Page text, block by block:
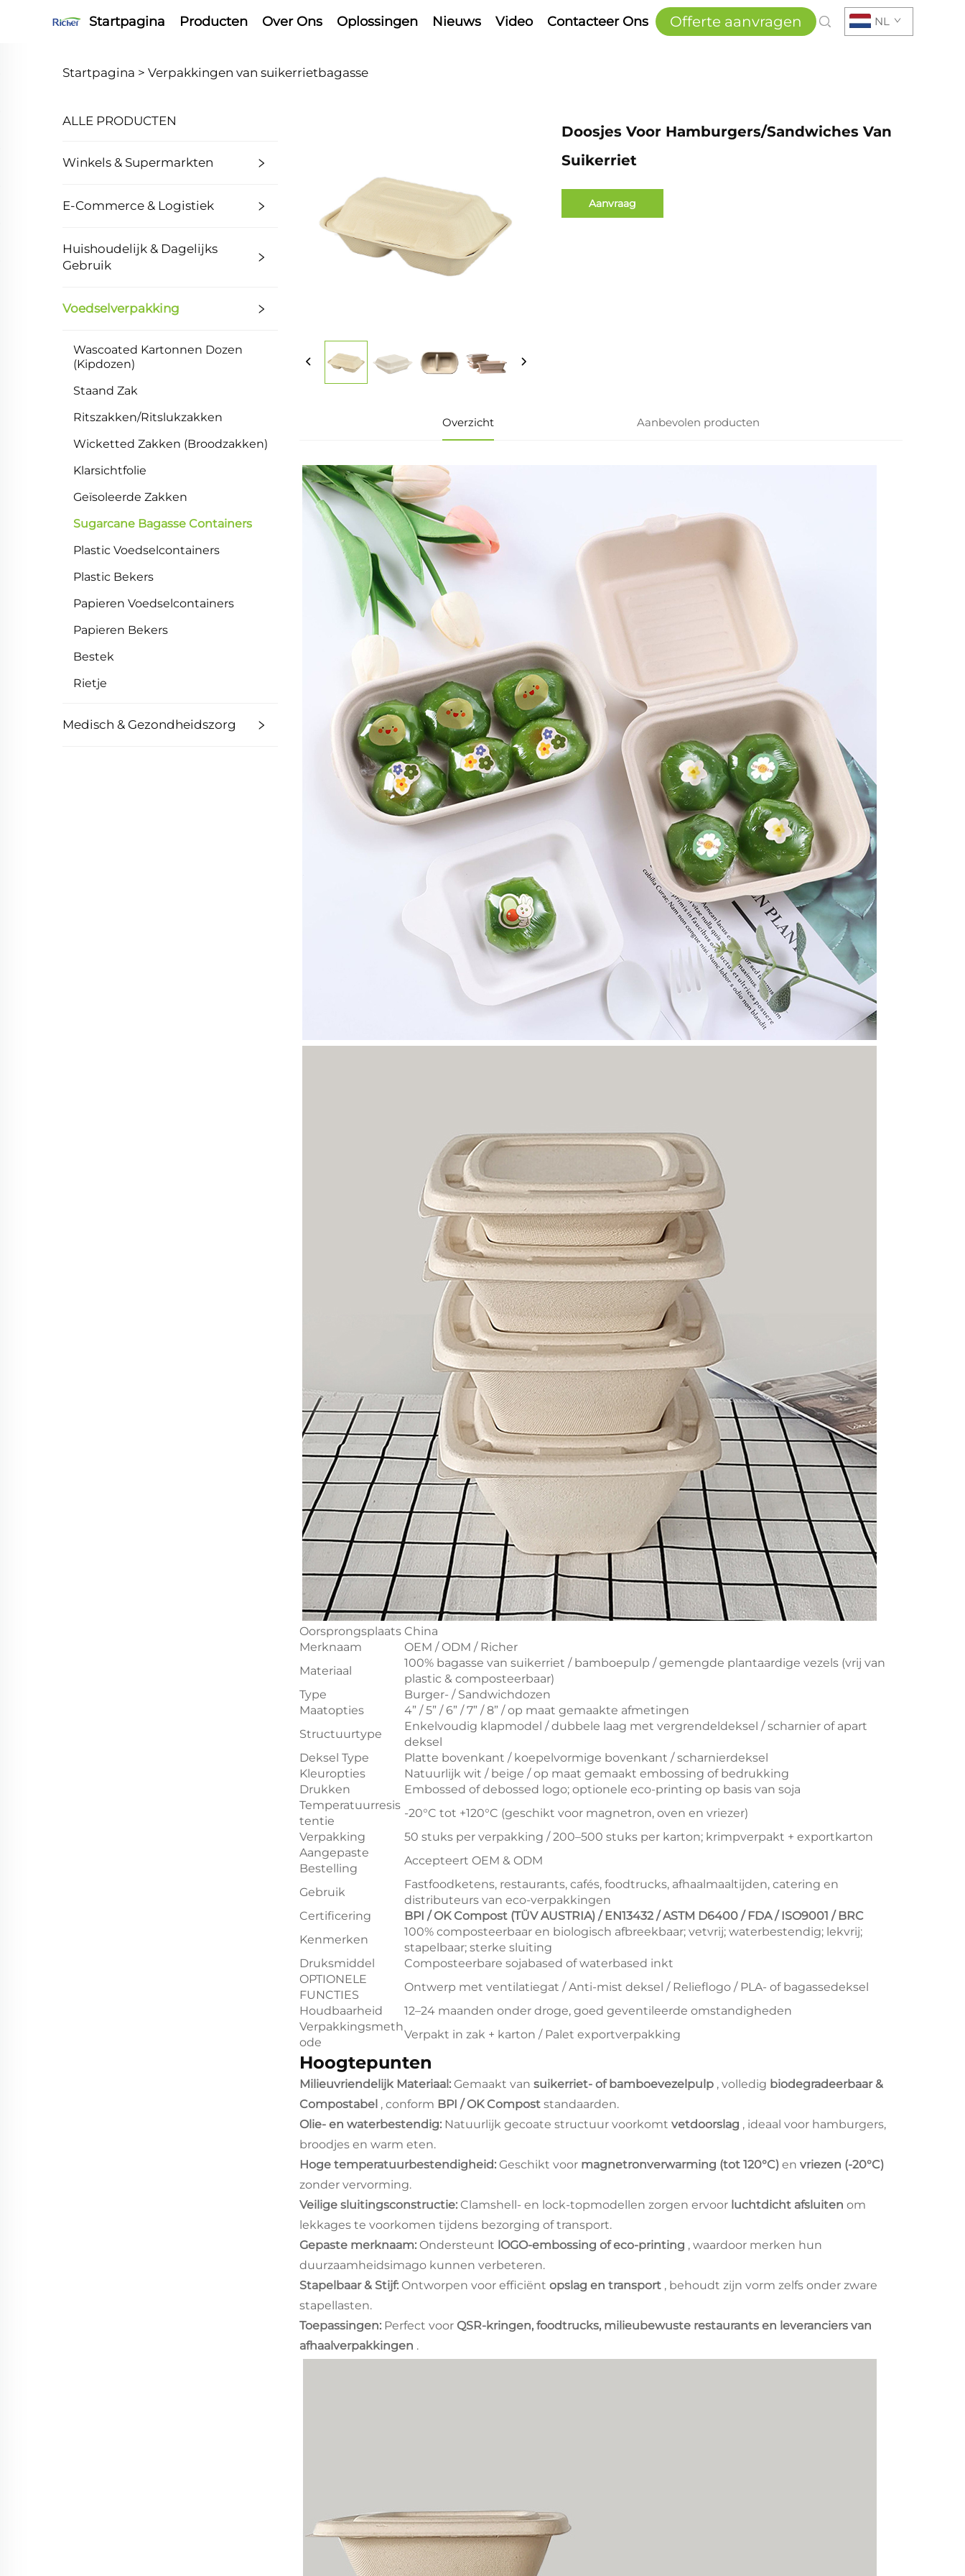
Startpagina Producten Over Ons Oplossingen Nieuws Video Contacteer Ons Offerte aanvragen NL
Startpagina > Verpakkingen van suikerrietbagasse
ALLE PRODUCTEN
Winkels & Supermarkten
E-Commerce & Logistiek
Huishoudelijk & Dagelijks
Gebruik
Voedselverpakking
Wascoated Kartonnen Dozen
(Kipdozen)
Staand Zak
Ritszakken/Ritslukzakken
Wicketted Zakken (Broodzakken)
Klarsichtfolie
Geïsoleerde Zakken
Sugarcane Bagasse Containers
Plastic Voedselcontainers
Plastic Bekers
Papieren Voedselcontainers
Papieren Bekers
Bestek
Rietje
Medisch & Gezondheidszorg
Doosjes Voor Hamburgers/sandwiches Van
Suikerriet
Aanvraag
Overzicht Aanbevolen producten
Oorsprongsplaats China
Merknaam
OEM / ODM / Richer
Materiaal
100% bagasse van suikerriet / bamboepulp / gemengde plantaardige vezels (vrij van
plastic & composteerbaar)
Type
Burger- / Sandwichdozen
Maatopties
4” / 5” / 6” / 7” / 8” / op maat gemaakte afmetingen
Structuurtype
Enkelvoudig klapmodel / dubbele laag met vergrendeldeksel / scharnier of apart
deksel
Deksel Type
Platte bovenkant / koepelvormige bovenkant / scharnierdeksel
Kleuropties
Natuurlijk wit / beige / op maat gemaakt embossing of bedrukking
Drukken
Embossed of debossed logo; optionele eco-printing op basis van soja
Temperatuurresis
tentie
-20°C tot +120°C (geschikt voor magnetron, oven en vriezer)
Verpakking
50 stuks per verpakking / 200–500 stuks per karton; krimpverpakt + exportkarton
Aangepaste
Bestelling
Accepteert OEM & ODM
Gebruik
Fastfoodketens, restaurants, cafés, foodtrucks, afhaalmaaltijden, catering en
distributeurs van eco-verpakkingen
Certificering
BPI / OK Compost (TÜV AUSTRIA) / EN13432 / ASTM D6400 / FDA / ISO9001 / BRC
Kenmerken
100% composteerbaar en biologisch afbreekbaar; vetvrij; waterbestendig; lekvrij;
stapelbaar; sterke sluiting
Druksmiddel
Composteerbare sojabased of waterbased inkt
OPTIONELE
FUNCTIES
Ontwerp met ventilatiegat / Anti-mist deksel / Relieflogo / PLA- of bagassedeksel
Houdbaarheid
12–24 maanden onder droge, goed geventileerde omstandigheden
Verpakkingsmeth
ode
Verpakt in zak + karton / Palet exportverpakking
Hoogtepunten
Milieuvriendelijk Materiaal: Gemaakt van suikerriet- of bamboevezelpulp , volledig biodegradeerbaar &
Compostabel , conform BPI / OK Compost standaarden.
Olie- en waterbestendig: Natuurlijk gecoate structuur voorkomt vetdoorslag , ideaal voor hamburgers,
broodjes en warm eten.
Hoge temperatuurbestendigheid: Geschikt voor magnetronverwarming (tot 120°C) en vriezen (-20°C)
zonder vervorming.
Veilige sluitingsconstructie: Clamshell- en lock-topmodellen zorgen ervoor luchtdicht afsluiten om
lekkages te voorkomen tijdens bezorging of transport.
Gepaste merknaam: Ondersteunt lOGO-embossing of eco-printing , waardoor merken hun
duurzaamheidsimago kunnen verbeteren.
Stapelbaar & Stijf: Ontworpen voor efficiënt opslag en transport , behoudt zijn vorm zelfs onder zware
stapellasten.
Toepassingen: Perfect voor QSR-kringen, foodtrucks, milieubewuste restaurants en leveranciers van
afhaalverpakkingen .